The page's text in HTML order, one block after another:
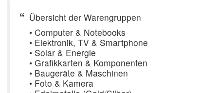
Übersicht der Warengruppen
• Computer & Notebooks
• Elektronik, TV & Smartphone
• Solar & Energie
• Grafikkarten & Komponenten
• Baugeräte & Maschinen
• Foto & Kamera